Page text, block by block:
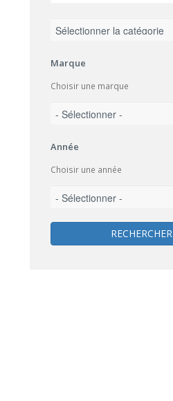
Marque
Choisir une marque
Année
Choisir une année
RECHERCHER